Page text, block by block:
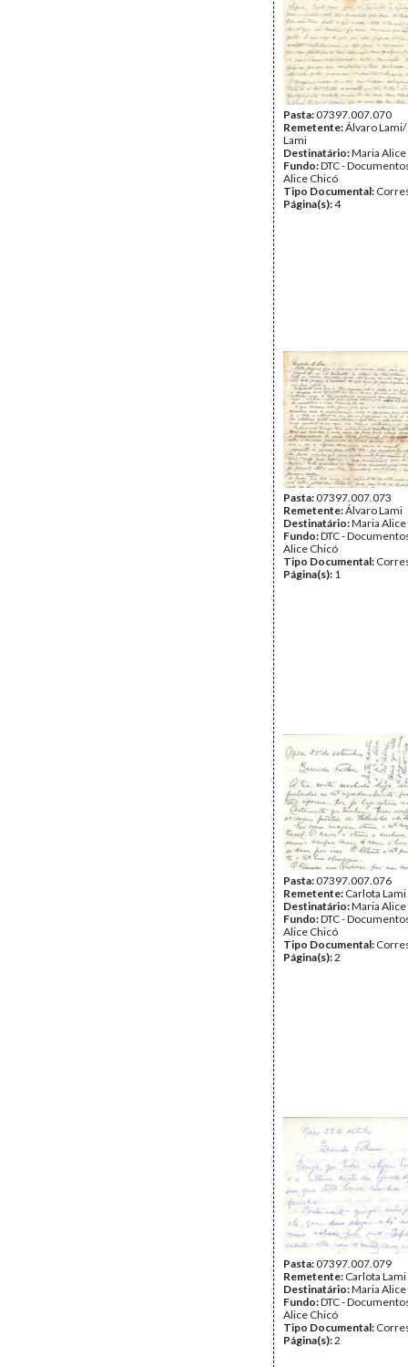
Pasta:07397.007.070
Remetente:Álvaro
Lami
Destinatário:Maria Alice
Fundo:DTC -
Alice Chicó
Tipo Documental:
Página(s):4
Pasta:07397.007.073
Remetente:Álvaro Lami
Destinatário:Maria Alice
Fundo:DTC -
Alice Chicó
Tipo Documental:
Página(s): 1
Pasta:07397.007.076
Remetente: Carlota Lami
Destinatário:Maria Alice
Fundo:DTC -
Alice Chicó
Tipo Documental:
Página(s):2
Pasta:07397.007.079
Remetente: Carlota Lami
Destinatário:Maria Alice
Fundo:DTC -
Alice Chicó
Tipo Documental:
Página(s):2